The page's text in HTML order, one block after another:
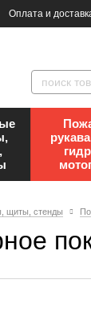
Оплата и
по пожарной
щиты, стенды